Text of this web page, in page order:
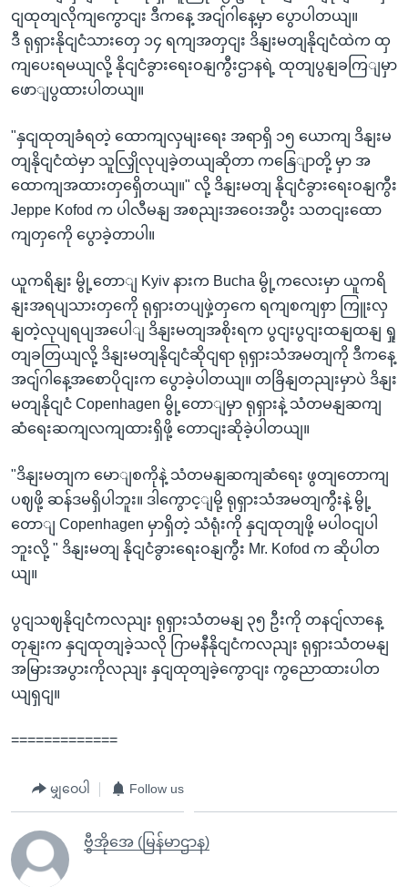
ငျထုတျလိုကျကွောငျး ဒီကနေ့ အငျ်ဂါနေ့မှာ ပွောပါတယျ။
ဒီ ရုရှားနိုငျငံသားတှေ ၁၄ ရကျအတှငျး ဒိနျးမတျနိုငျငံထဲက ထှ
ကျပေးရမယျလို့ နိုငျငံခွားရေးဝနျကွီးဌာနရဲ့ ထုတျပွနျခကြျမှာ
ဖောျပွထားပါတယျ။
"နှငျထုတျခံရတဲ့ ထောကျလှမျးရေး အရာရှိ ၁၅ ယောကျ ဒိနျးမ
တျနိုငျငံထဲမှာ သူလြှိုလုပျခဲ့တယျဆိုတာ ကနြေျာတို့ မှာ အ
ထောကျအထားတှရှေိတယျ။" လို့ ဒိနျးမတျ နိုငျငံခွားရေးဝနျကွီး
Jeppe Kofod က ပါလီမနျ အစညျးအဝေးအပွီး သတငျးထော
ကျတှကေို ပွောခဲ့တာပါ။
ယူကရိနျး မွို့တောျ Kyiv နားက Bucha မွို့ကလေးမှာ ယူကရိ
နျးအရပျသားတှကေို ရုရှားတပျဖှဲ့တှကေ ရကျစကျစှာ ကြူးလှ
နျတဲ့လုပျရပျအပေါျ ဒိနျးမတျအစိုးရက ပွငျးပွငျးထနျထနျ ရှု
တျခတြယျလို့ ဒိနျးမတျနိုငျငံဆိုငျရာ ရုရှားသံအမတျကို ဒီကနေ့
အငျ်ဂါနေ့အစောပိုငျးက ပွောခဲ့ပါတယျ။ တခြိနျတညျးမှာပဲ ဒိနျး
မတျနိုငျငံ Copenhagen မွို့တောျမှာ ရုရှားနဲ့ သံတမနျဆကျ
ဆံရေးဆကျလကျထားရှိဖို့ တောငျးဆိုခဲ့ပါတယျ။
"ဒိနျးမတျက မောျစကိုနဲ့ သံတမနျဆကျဆံရေး ဖွတျတောကျ
ပဈဖို့ ဆန်ဒမရှိပါဘူး။ ဒါကွောင့ျမို့ ရုရှားသံအမတျကွီးနဲ့ မွို့
တောျ Copenhagen မှာရှိတဲ့ သံရုံးကို နှငျထုတျဖို့ မပါဝငျပါ
ဘူးလို့ " ဒိနျးမတျ နိုငျငံခွားရေးဝနျကွီး Mr. Kofod က ဆိုပါတ
ယျ။
ပွငျသဈနိုငျငံကလညျး ရုရှားသံတမနျ ၃၅ ဦးကို တနငျ်လာနေ့
တုနျးက နှငျထုတျခဲ့သလို ဂြာမနီနိုငျငံကလညျး ရုရှားသံတမနျ
အမြားအပွားကိုလညျး နှငျထုတျခဲ့ကွောငျး ကွညောထားပါတ
ယျရှငျ။
=============
မျှဝေပါ Follow us
ဗွီအိုအေ (မြန်မာဌာန)